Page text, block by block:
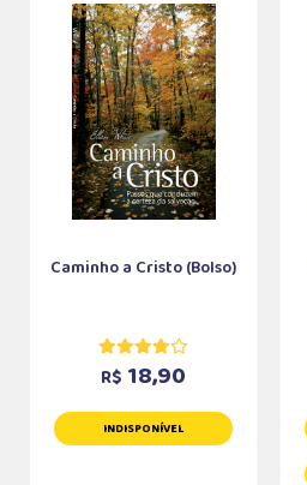
Caminho a Cristo (Bolso)
R$ 18,90
INDISPONÍVEL